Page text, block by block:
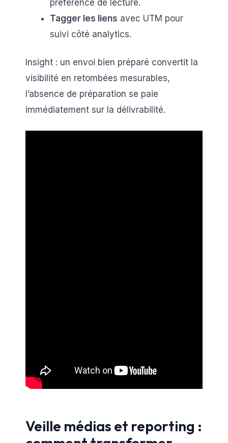
préférence de lecture.
Tagger les liens avec UTM pour
suivi côté analytics.
Insight : un envoi bien préparé convertit la
visibilité en retombées mesurables,
l’absence de préparation se paie
immédiatement sur la délivrabilité.
Veille médias et reporting :